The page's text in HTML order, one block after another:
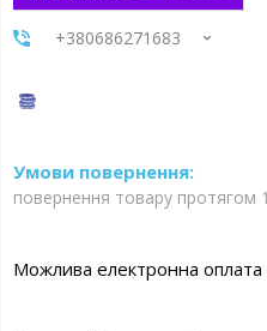
+380686271683
повернення товару протягом